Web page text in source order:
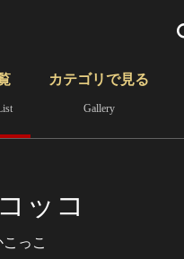
細検索
カテゴリで見る
Gallery
ッコ
っこ